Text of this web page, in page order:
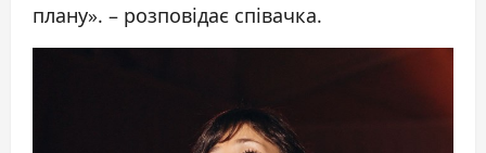
плану». – розповідає співачка.